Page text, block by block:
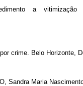
a
crime. Belo Horizonte,
Sandra Maria